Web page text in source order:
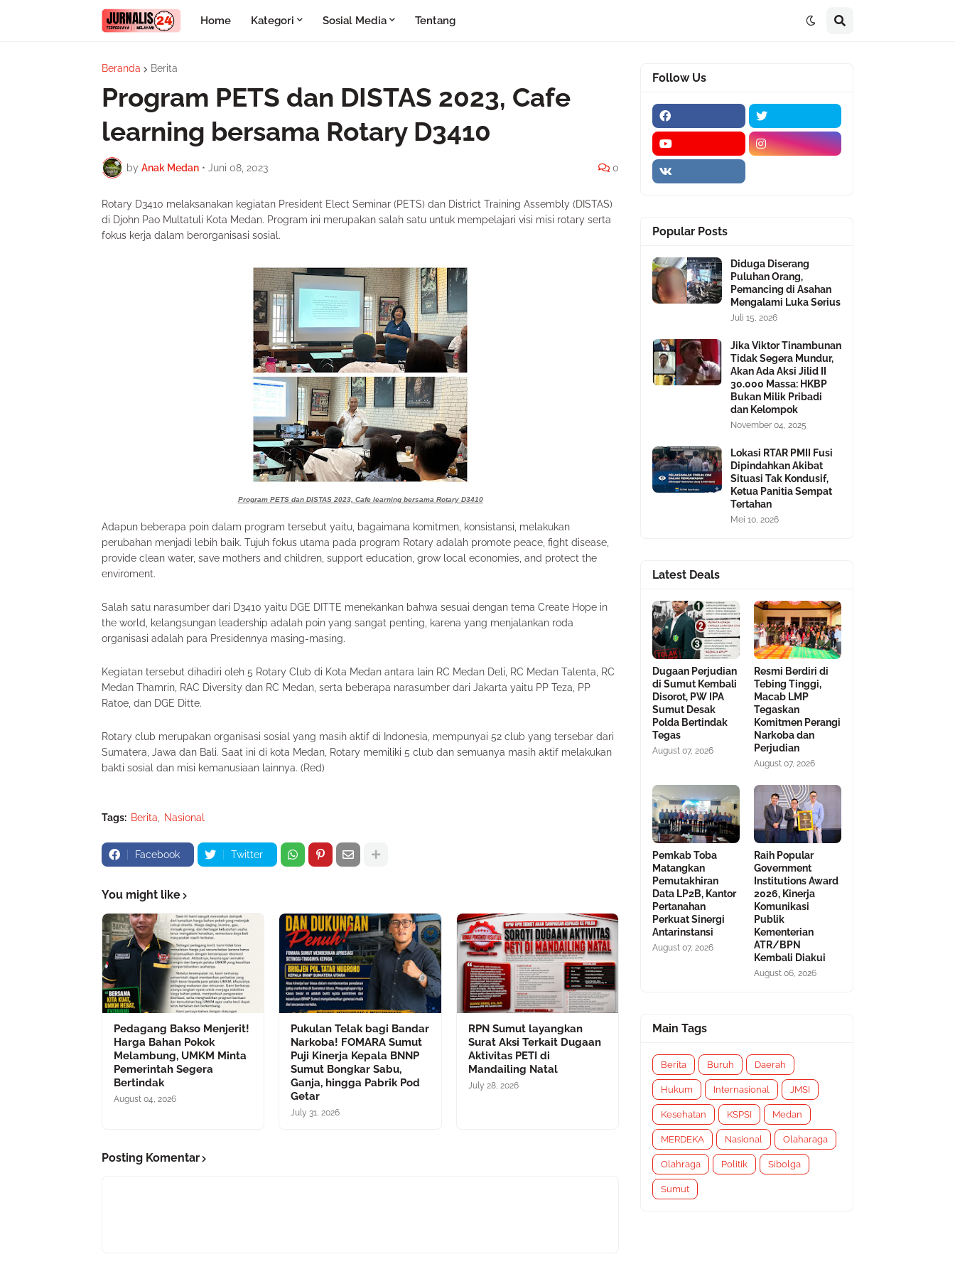
Home Kategori Sosial Media Tentang
Beranda Berita
Program PETS dan DISTAS 2023, Cafe
learning bersama Rotary D3410
by Anak Medan • Juni 08, 2023 0
Rotary D3410 melaksanakan kegiatan President Elect Seminar (PETS) dan District Training Assembly (DISTAS)
di Djohn Pao Multatuli Kota Medan. Program ini merupakan salah satu untuk mempelajari visi misi rotary serta
fokus kerja dalam berorganisasi sosial.
Program PETS dan DISTAS 2023, Cafe learning bersama Rotary D3410
Adapun beberapa poin dalam program tersebut yaitu, bagaimana komitmen, konsistansi, melakukan
perubahan menjadi lebih baik. Tujuh fokus utama pada program Rotary adalah promote peace, fight disease,
provide clean water, save mothers and children, support education, grow local economies, and protect the
enviroment.
Salah satu narasumber dari D3410 yaitu DGE DITTE menekankan bahwa sesuai dengan tema Create Hope in
the world, kelangsungan leadership adalah poin yang sangat penting, karena yang menjalankan roda
organisasi adalah para Presidennya masing-masing.
Kegiatan tersebut dihadiri oleh 5 Rotary Club di Kota Medan antara lain RC Medan Deli, RC Medan Talenta, RC
Medan Thamrin, RAC Diversity dan RC Medan, serta beberapa narasumber dari Jakarta yaitu PP Teza, PP
Ratoe, dan DGE Ditte.
Rotary club merupakan organisasi sosial yang masih aktif di Indonesia, mempunyai 52 club yang tersebar dari
Sumatera, Jawa dan Bali. Saat ini di kota Medan, Rotary memiliki 5 club dan semuanya masih aktif melakukan
bakti sosial dan misi kemanusiaan lainnya. (Red)
Tags: Berita Nasional
Facebook Twitter
You might like
Pedagang Bakso Menjerit!
Harga Bahan Pokok
Melambung, UMKM Minta
Pemerintah Segera
Bertindak
August 04, 2026
Pukulan Telak bagi Bandar
Narkoba! FOMARA Sumut
Puji Kinerja Kepala BNNP
Sumut Bongkar Sabu,
Ganja, hingga Pabrik Pod
Getar
July 31, 2026
RPN Sumut layangkan
Surat Aksi Terkait Dugaan
Aktivitas PETI di
Mandailing Natal
July 28, 2026
Posting Komentar
Follow Us
Popular Posts
Diduga Diserang
Puluhan Orang,
Pemancing di Asahan
Mengalami Luka Serius
Juli 15, 2026
Jika Viktor Tinambunan
Tidak Segera Mundur,
Akan Ada Aksi Jilid II
30.000 Massa: HKBP
Bukan Milik Pribadi
dan Kelompok
November 04, 2025
Lokasi RTAR PMII Fusi
Dipindahkan Akibat
Situasi Tak Kondusif,
Ketua Panitia Sempat
Tertahan
Mei 10, 2026
Latest Deals
Dugaan Perjudian
di Sumut Kembali
Disorot, PW IPA
Sumut Desak
Polda Bertindak
Tegas
August 07, 2026
Resmi Berdiri di
Tebing Tinggi,
Macab LMP
Tegaskan
Komitmen Perangi
Narkoba dan
Perjudian
August 07, 2026
Pemkab Toba
Matangkan
Pemutakhiran
Data LP2B, Kantor
Pertanahan
Perkuat Sinergi
Antarinstansi
August 07, 2026
Raih Popular
Government
Institutions Award
2026, Kinerja
Komunikasi
Publik
Kementerian
ATR/BPN
Kembali Diakui
August 06, 2026
Main Tags
Berita Buruh Daerah
Hukum Internasional JMSI
Kesehatan KSPSI Medan
MERDEKA Nasional Olaharaga
Olahraga Politik Sibolga
Sumut